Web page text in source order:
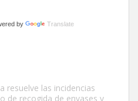
la calle hace menos de un mes,
by Translate
resuelve las incidencias
de recogida de envases y